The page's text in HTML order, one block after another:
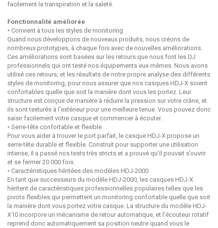
facilement la transpiration et la saleté.
Fonctionnalité améliorée
• Convient à tous les styles de monitoring
Quand nous développons de nouveaux produits, nous créons de
nombreux prototypes, à chaque fois avec de nouvelles améliorations.
Ces améliorations sont basées sur les retours que nous font les DJ
professionnels qui ont testé nos équipements eux-mêmes. Nous avons
utilisé ces retours, et les résultats de notre propre analyse des différents
styles de monitoring, pour nous assurer que nos casques HDJ-X soient
confortables quelle que soit la manière dont vous les portez. Leur
structure est conçue de manière à réduire la pression sur votre crâne, et
ils sont texturés à l’extérieur pour une meilleure tenue. Vous pouvez donc
saisir facilement votre casque et commencer à écouter.
• Serre-tête confortable et flexible
Pour vous aider à trouver le port parfait, le casque HDJ-X propose un
serre-tête durable et flexible. Construit pour supporter une utilisation
intense, il a passé nos tests très stricts et a prouvé qu’il pouvait s’ouvrir
et se fermer 20 000 fois.
• Caractéristiques héritées des modèles HDJ-2000
En tant que successeurs du modèle HDJ-2000, les casques HDJ-X
héritent de caractéristiques professionnelles populaires telles que les
pivots flexibles qui permettent un monitoring confortable quelle que soit
la manière dont vous portez votre casque. La structure du modèle HDJ-
X10 incorpore un mécanisme de retour automatique, et l’écouteur rotatif
reprend donc automatiquement sa position neutre quand vous le